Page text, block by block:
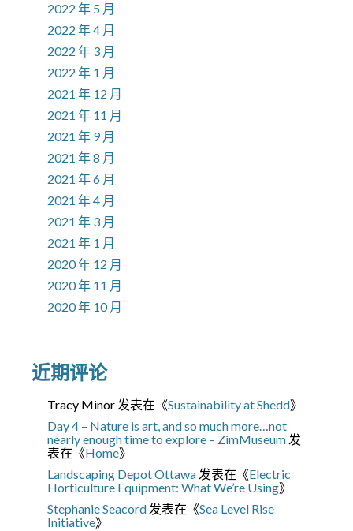
2022 年 5 月
2022 年 4 月
2022 年 3 月
2022 年 1 月
2021 年 12 月
2021 年 11 月
2021 年 9 月
2021 年 8 月
2021 年 6 月
2021 年 4 月
2021 年 3 月
2021 年 1 月
2020 年 12 月
2020 年 11 月
2020 年 10 月
近期评论
Tracy Minor 发表在《Sustainability at Shedd》
Day 4 – Nature is art, and so much more…not
nearly enough time to explore – ZimMuseum 发
表在《Home》
Landscaping Depot Ottawa 发表在《Electric
Horticulture Equipment: What We’re Using》
Stephanie Seacord 发表在《Sea Level Rise
Initiative》